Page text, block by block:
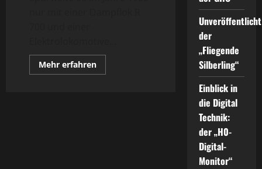
Mehr erfahrenMehr
Informationen
der
„Fliegende
Silberling“
Einblick in
die Digital
Technik:
der „H0-
Digital-
Monitor“